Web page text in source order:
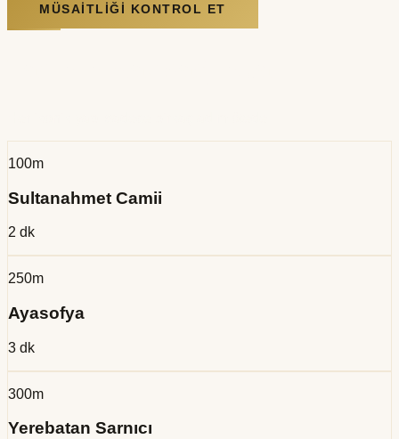
MÜSAITLIĞI KONTROL ET
100m
Sultanahmet Camii
2 dk
250m
Ayasofya
3 dk
300m
Yerebatan Sarnıcı